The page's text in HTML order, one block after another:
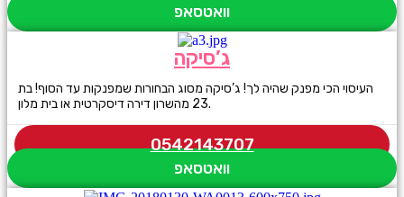
וואטסאפ
ג’סיקה
העיסוי הכי מפנק שהיה לך! ג’סיקה מסוג הבחורות שמפנקות עד הסוף! בת
23 מהשרון דירה דיסקרטית או בית מלון.
0542143707
וואטסאפ